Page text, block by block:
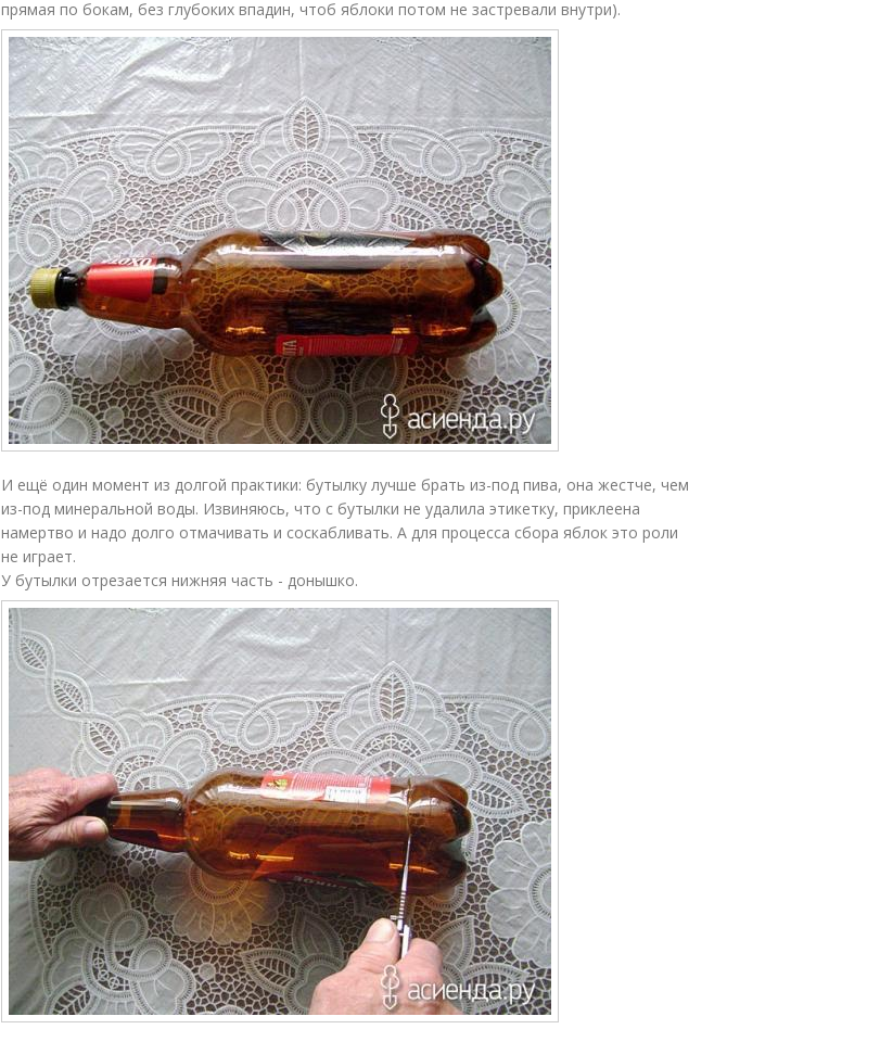
прямая по бокам, без глубоких впадин, чтоб яблоки потом не застревали внутри).
И ещё один момент из долгой практики: бутылку лучше брать из-под пива, она жестче, чем
из-под минеральной воды. Извиняюсь, что с бутылки не удалила этикетку, приклеена
намертво и надо долго отмачивать и соскабливать. А для процесса сбора яблок это роли
не играет.
У бутылки отрезается нижняя часть - донышко.